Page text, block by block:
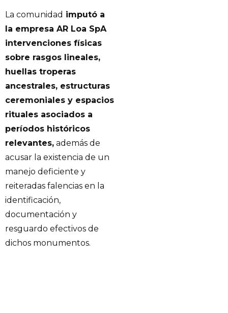
La comunidad imputó a
la empresa AR Loa SpA
intervenciones físicas
sobre rasgos lineales,
huellas troperas
ancestrales, estructuras
ceremoniales y espacios
rituales asociados a
períodos históricos
relevantes, además de
acusar la existencia de un
manejo deficiente y
reiteradas falencias en la
identificación,
documentación y
resguardo efectivos de
dichos monumentos.